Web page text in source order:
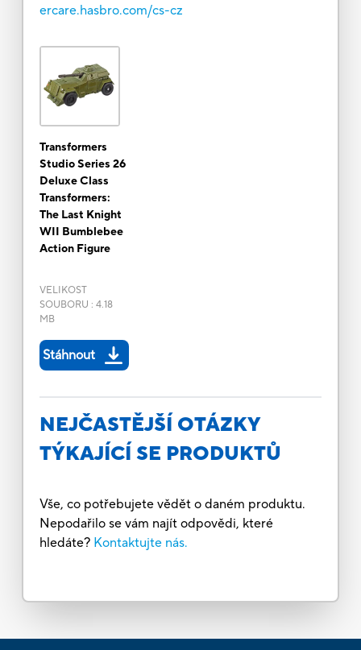
ercare.hasbro.com/cs-cz
Transformers
Studio Series 26
Deluxe Class
Transformers:
The Last Knight
WII Bumblebee
Action Figure
VELIKOST
SOUBORU : 4.18
MB
Stáhnout
NEJČASTĚJŠÍ OTÁZKY
TÝKAJÍCÍ SE PRODUKTŮ
Vše, co potřebujete vědět o daném produktu.
Nepodařilo se vám najít odpovědi, které
hledáte? Kontaktujte nás.